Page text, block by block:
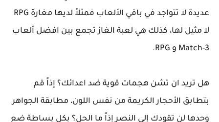
عديدة لا تتواجد في باقي الألعاب فمثلاً لديها مغارة RPG
لا مثيل لها، كذلك هي لعبة الغاز تجمع بين افضل ألعاب
Match-3 و RPG.
هل تريد ان تشن هجمات قوية ضد اعدائك؟ إذاً قم
بتطابق الأحجار الكريمة من نفس اللون، مطابقة الجواهر
وحدها لن تقودك إلى النصر إذاً ما الحل؟ بكل بساطة ضع